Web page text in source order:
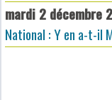
mardi 2 décembre
National : Y en a-t-il